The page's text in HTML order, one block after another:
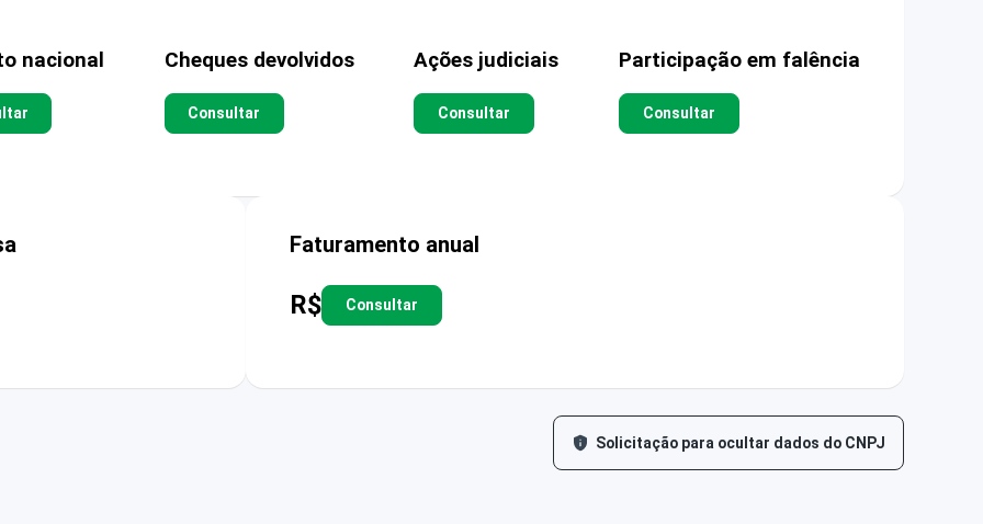
nacional Cheques devolvidos
Consultar
Ações judiciais
Consultar
Participação em falência
Consultar
Faturamento anual
R$ Consultar
Solicitação para ocultar dados do CNPJ